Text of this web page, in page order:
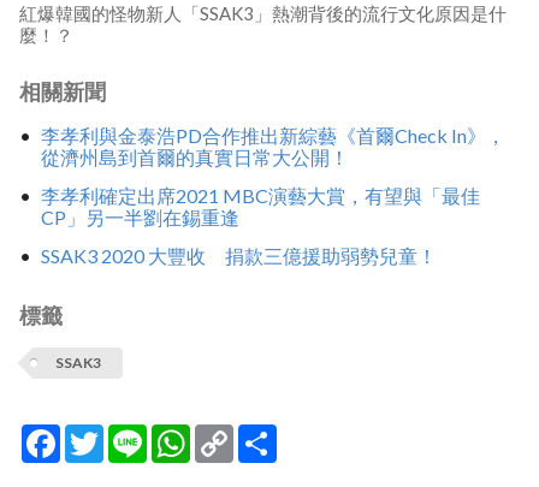
紅爆韓國的怪物新人「SSAK3」熱潮背後的流行文化原因是什
麼！？
相關新聞
李孝利與金泰浩PD合作推出新綜藝《首爾Check In》，
從濟州島到首爾的真實日常大公開！
李孝利確定出席2021 MBC演藝大賞，有望與「最佳
CP」另一半劉在錫重逢
SSAK3 2020 大豐收 捐款三億援助弱勢兒童！
標籤
SSAK3
Facebook
TwitterLine WhatsApp
Copy
Link